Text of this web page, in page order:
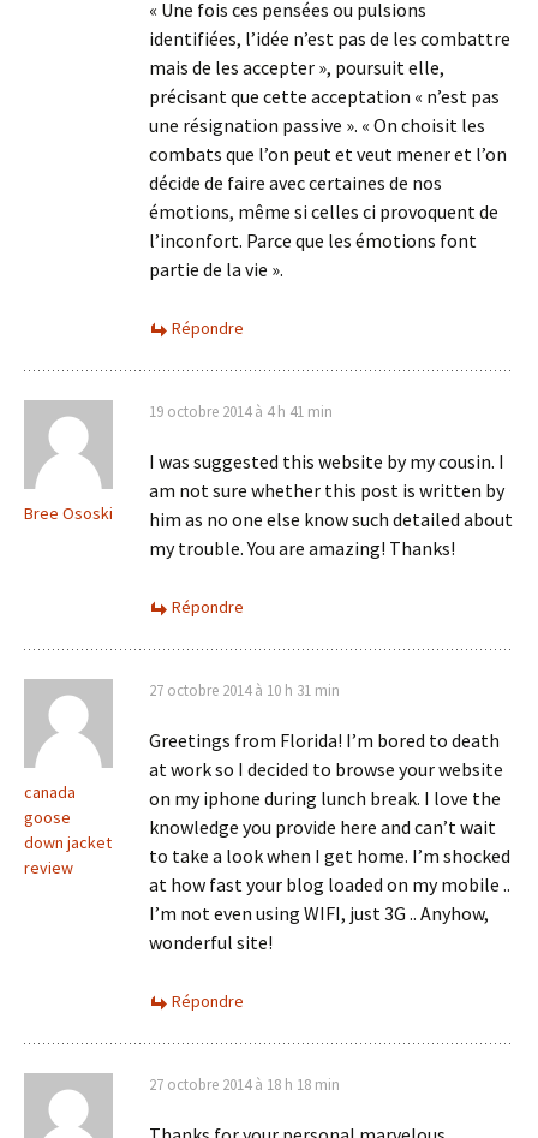
« Une fois ces pensées ou pulsions
identifiées, l’idée n’est pas de les combattre
mais de les accepter », poursuit elle,
précisant que cette acceptation « n’est pas
une résignation passive ». « On choisit les
combats que l’on peut et veut mener et l’on
décide de faire avec certaines de nos
émotions, même si celles ci provoquent de
l’inconfort. Parce que les émotions font
partie de la vie ».
Répondre
Bree Ososki
19 octobre 2014 à 4 h 41 min
I was suggested this website by my cousin. I
am not sure whether this post is written by
him as no one else know such detailed about
my trouble. You are amazing! Thanks!
Répondre
canada
goose
down jacket
review
27 octobre 2014 à 10 h 31 min
Greetings from Florida! I’m bored to death
at work so I decided to browse your website
on my iphone during lunch break. I love the
knowledge you provide here and can’t wait
to take a look when I get home. I’m shocked
at how fast your blog loaded on my mobile ..
I’m not even using WIFI, just 3G .. Anyhow,
wonderful site!
Répondre
27 octobre 2014 à 18 h 18 min